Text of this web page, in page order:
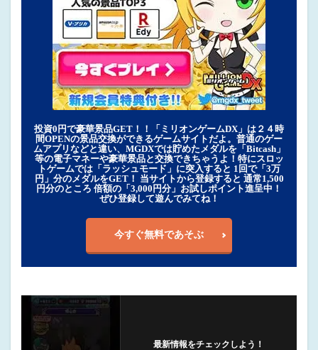
投資0円で豪華景品GET！！「ミリオンゲームDX」は２４時
間OPENの景品交換ができるゲームサイトだよ。普通のゲー
ムアプリなどと違い、MGDXでは貯めたメダルを「Bitcash」
等の電子マネーや豪華景品と交換できちゃうよ！特にスロッ
トゲームでは「ラッシュモード」に突入すると 1回で「3万
円」分のメダルをGET！ 当サイトから登録すると 通常1,500
円分のところ 倍額の「3,000円分」お試しポイント進呈中！
ぜひ登録して遊んでみてね！
今すぐ無料であそぶ
最新情報をチェックしよう！